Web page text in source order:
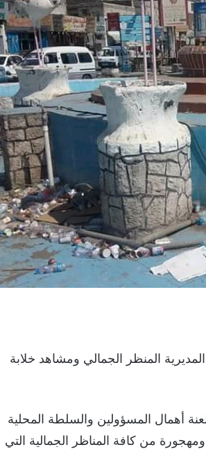
المنظر الجمالي ومشاهد خلابة
أهمال المسؤولين والسلطة المحلية
من كافة المناظر الجمالية التي